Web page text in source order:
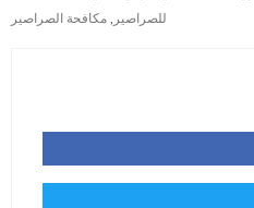
للصراصير
مكافحة الصراصير